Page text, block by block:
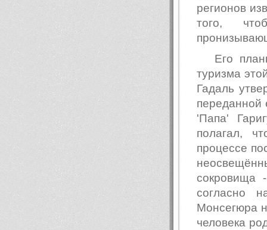
регионов
того,
Его
туризма
Гадаль
'Папа'
полагал,
процессе
сокровища
согласно
Монсегюра
человека